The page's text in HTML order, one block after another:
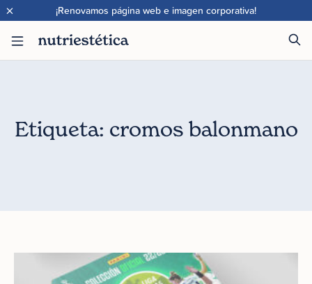
¡Renovamos página web e imagen corporativa!
×
Etiqueta: cromos balonmano